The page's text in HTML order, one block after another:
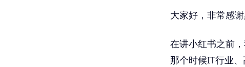
大家好，非常感谢
在讲小红书之前
那个时候IT行业